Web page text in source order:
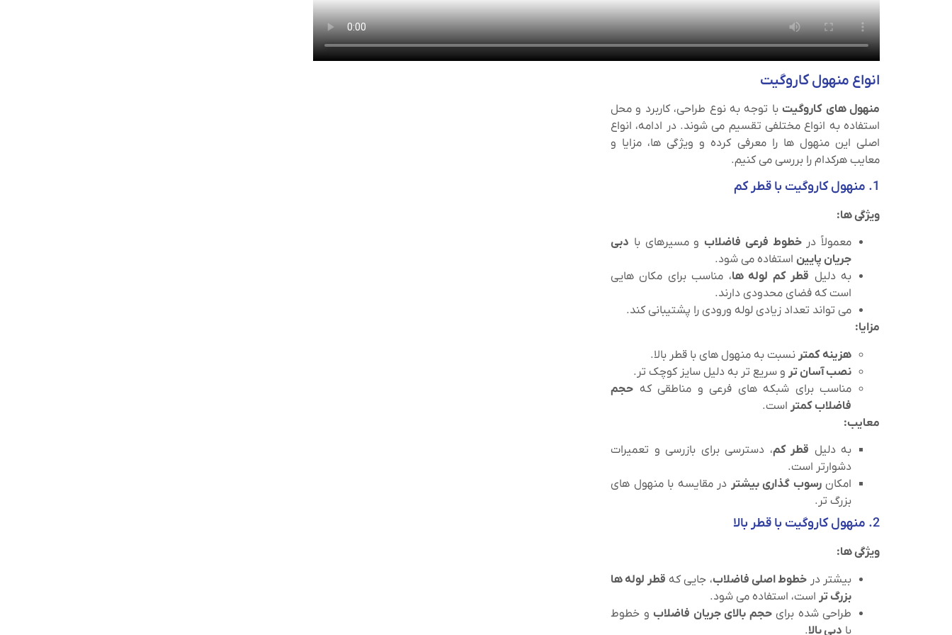
انواع منهول کاروگیت
منهول‌ های کاروگیتبا توجه به نوع طراحی، کاربرد و محل
استفاده به انواع مختلفی تقسیم می‌ شوند. در ادامه، انواع
اصلی این منهول‌ ها را معرفی کرده و ویژگی‌ ها، مزایا و
معایب هرکدام را بررسی می‌ کنیم.
1. منهول کاروگیت با قطر کم
ویژگی‌ ها:
معمولاً درخطوط فرعی فاضلاب و مسیرهای با دبی
جریان پایین استفاده می‌ شود.
به دلیل قطر کم لوله‌ ها، مناسب برای مکان‌ هایی
است که فضای محدودی دارند.
می‌ تواند تعداد زیادی لوله ورودی را پشتیبانی کند.
مزایا:
هزینه کمتر نسبت به منهول‌ های با قطر بالا.
نصب آسان‌ تر و سریع‌ تر به دلیل سایز کوچک‌ تر.
مناسب برای شبکه‌ های فرعی و مناطقی که حجم
فاضلاب کمتر است.
معایب:
به دلیل قطر کم، دسترسی برای بازرسی و تعمیرات
دشوارتر است.
امکانرسوب‌ گذاری بیشتر در مقایسه با منهول‌ های
بزرگ‌ تر.
2. منهول کاروگیت با قطر بالا
ویژگی‌ ها:
بیشتر در خطوط اصلی فاضلاب، جایی که قطر لوله‌ ها
بزرگ‌ تر است، استفاده می‌ شود.
طراحی شده برایحجم بالای جریان فاضلاب و خطوط
با دبی بالا.